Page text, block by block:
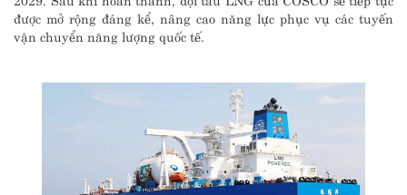
được mở rộng đáng kể, nâng cao năng lực phục vụ các tuyến
vận chuyển năng lượng quốc tế.